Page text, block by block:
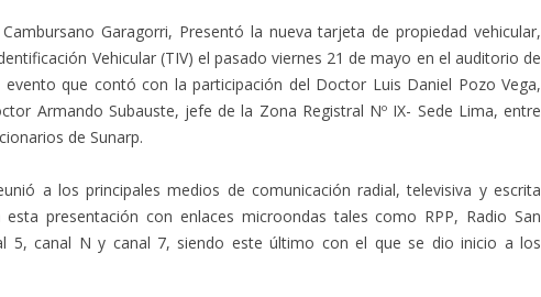
Garagorri, Presentó la nueva tarjeta de propiedad vehicular,
Vehicular (TIV) el pasado viernes 21 de mayo en el auditorio de
evento que contó con la participación del Doctor Luis Daniel Pozo Vega,
Armando Subauste, jefe de la Zona Registral Nº IX- Sede Lima, entre
de Sunarp.
a los principales medios de comunicación radial, televisiva y escrita
esta presentación con enlaces microondas tales como RPP, Radio San
5, canal N y canal 7, siendo este último con el que se dio inicio a los